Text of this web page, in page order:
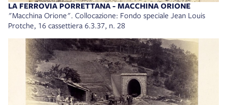
LA FERROVIA PORRETTANA - MACCHINA ORIONE
"Macchina Orione". Collocazione: Fondo speciale Jean Louis
Protche, 16 cassettiera 6.3.37, n. 28